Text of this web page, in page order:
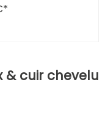
& cuir chevelu